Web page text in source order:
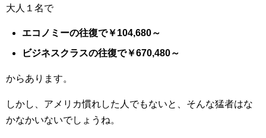
大人１名で
エコノミーの往復で￥104,680～
ビジネスクラスの往復で￥670,480～
からあります。
しかし、アメリカ慣れした人でもないと、そんな猛者はな
かなかいないでしょうね。